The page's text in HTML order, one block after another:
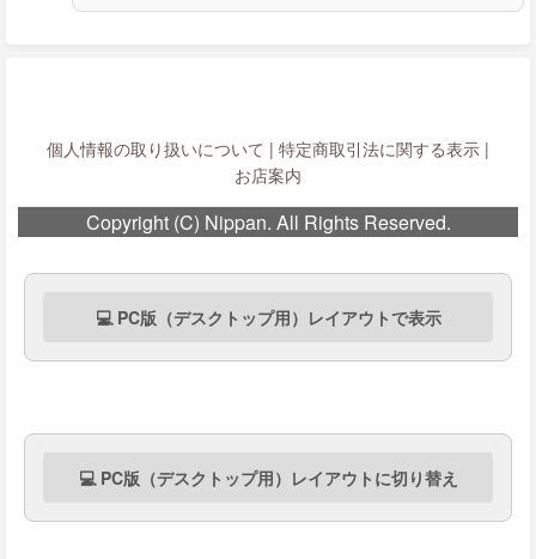
個人情報の取り扱いについて | 特定商取引法に関する表示 |
お店案内
Copyright (C) Nippan. All Rights Reserved.
💻 PC版（デスクトップ用）レイアウトで表示
💻 PC版（デスクトップ用）レイアウトに切り替え